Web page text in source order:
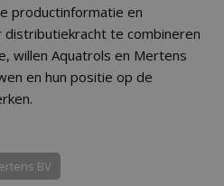
productinformatie en
distributiekracht te combineren
willen Aquatrols en Mertens
en hun positie op de
BV